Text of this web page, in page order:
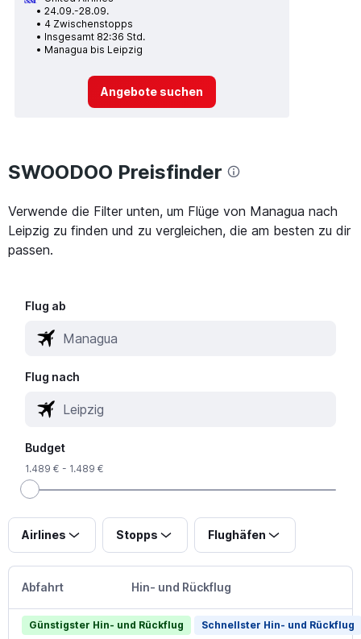
24.09.-28.09.
4 Zwischenstopps
Insgesamt 82:36 Std.
Managua bis Leipzig
Angebote suchen
SWOODOO Preisfinder
Verwende die Filter unten, um Flüge von Managua nach
Leipzig zu finden und zu vergleichen, die am besten zu dir
passen.
Flug ab
Flug nach
Budget
1.489 € - 1.489 €
Airlines Stopps Flughäfen
Abfahrt Hin- und Rückflug
Günstigster Hin- und Rückflug Schnellster Hin- und Rückflug